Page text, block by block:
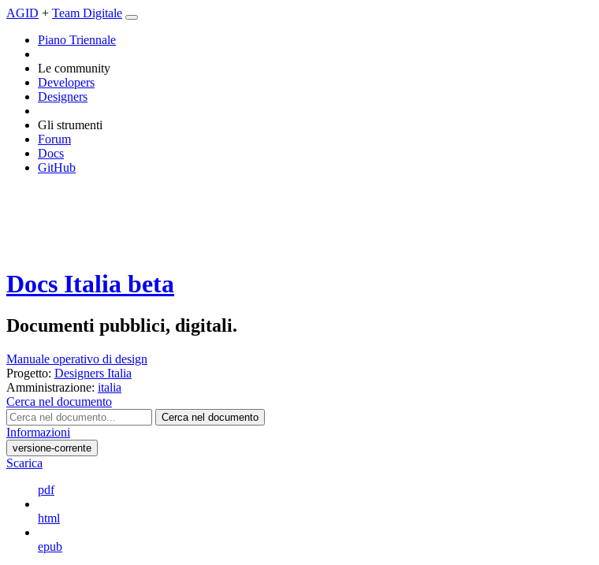
AGID + Team Digitale
Piano Triennale
Le community
Developers
Designers
Gli strumenti
Forum
Docs
GitHub
Docs Italia beta
Documenti pubblici, digitali.
Manuale operativo di design
Progetto: Designers Italia
Amministrazione: italia
Cerca nel documento
Cerca nel documento
Informazioni
versione-corrente
Scarica
pdf
html
epub